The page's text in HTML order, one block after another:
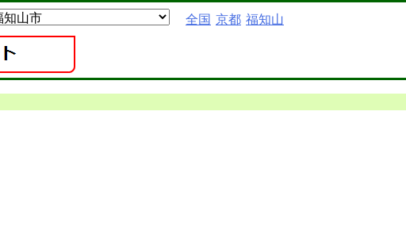
全国 京都 福知山